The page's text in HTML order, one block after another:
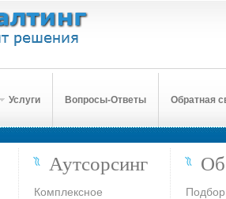
Услуги Вопросы-Ответы Обратная
Аутсорсинг
Комплексное